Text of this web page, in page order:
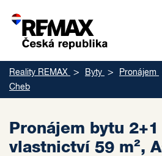
Reality REMAX Byty Pronájem
Cheb
Pronájem bytu
vlastnictví 59 m²,